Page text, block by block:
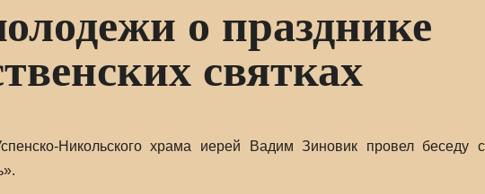
о празднике
святках
Никольского храма иерей Вадим Зиновик провел беседу с